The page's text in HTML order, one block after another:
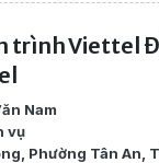
trình Viettel
Nam
vụ
Phường Tân An,